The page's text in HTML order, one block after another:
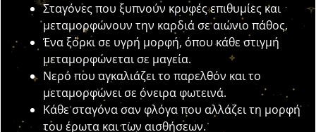
Σταγόνες που ξυπνούν κρυφές επιθυμίες και
μεταμορφώνουν την καρδιά σε αιώνιο πάθος.
Ένα ξόρκι σε υγρή μορφή, όπου κάθε στιγμή
μεταμορφώνεται σε μαγεία.
Νερό που αγκαλιάζει το παρελθόν και το
μεταμορφώνει σε όνειρα φωτεινά.
Κάθε σταγόνα σαν φλόγα που αλλάζει τη μορφή
του έρωτα και των αισθήσεων.